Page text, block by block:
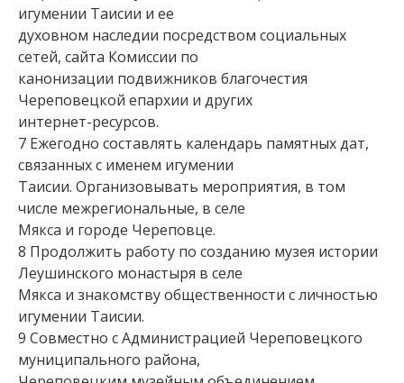
игумении Таисии и ее
духовном наследии посредством социальных
сетей, сайта Комиссии по
канонизации подвижников благочестия
Череповецкой епархии и других
интернет-ресурсов.
7 Ежегодно составлять календарь памятных дат,
связанных с именем игумении
Таисии. Организовывать мероприятия, в том
числе межрегиональные, в селе
Мякса и городе Череповце.
8 Продолжить работу по созданию музея истории
Леушинского монастыря в селе
Мякса и знакомству общественности с личностью
игумении Таисии.
9 Совместно с Администрацией Череповецкого
муниципального района,